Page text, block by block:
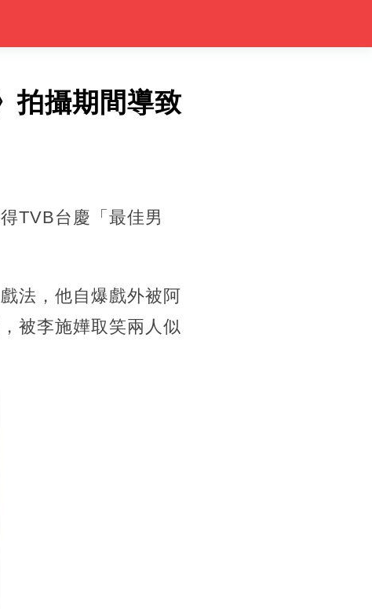
拍攝期間導致
TVB台慶「最佳男
法，他自爆戲外被阿
被李施嬅取笑兩人似